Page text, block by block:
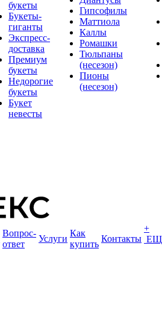
букеты
Букеты-
гиганты
Экспресс-
доставка
Премиум
букеты
Недорогие
букеты
Букет
невесты
Гипсофилы
Маттиола
Каллы
Ромашки
Тюльпаны
(несезон)
Пионы
(несезон)
Вопрос-
ответ
Услуги
Как
купить
Контакты
+